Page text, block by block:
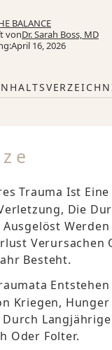
BALANCE
vonDr. Sarah Boss, MD
16, 2026
Trauma Ist
Die
Verursachen
Besteht.
Kriegen,
Oder Folter.